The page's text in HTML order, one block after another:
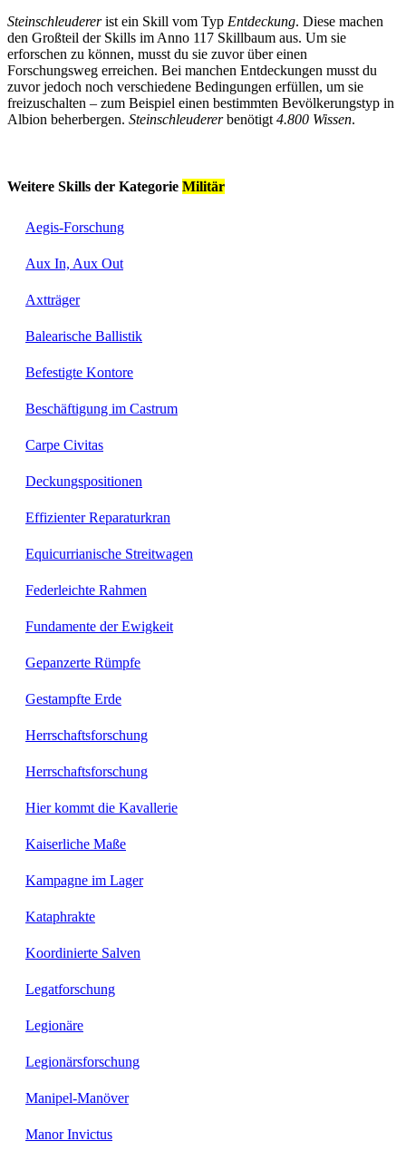
Steinschleudererist ein Skill vom Typ Entdeckung. Diese machen
den Großteil der Skills im Anno 117 Skillbaum aus. Um sie
erforschen zu können, musst du sie zuvor über einen
Forschungsweg erreichen. Bei manchen Entdeckungen musst du
zuvor jedoch noch verschiedene Bedingungen erfüllen, um sie
freizuschalten – zum Beispiel einen bestimmten Bevölkerungstyp in
Albion beherbergen. Steinschleudererbenötigt 4.800 Wissen.
Weitere Skills der Kategorie Militär
Aegis-Forschung
Aux In, Aux Out
Axtträger
Balearische Ballistik
Befestigte Kontore
Beschäftigung im Castrum
Carpe Civitas
Deckungspositionen
Effizienter Reparaturkran
Equicurrianische Streitwagen
Federleichte Rahmen
Fundamente der Ewigkeit
Gepanzerte Rümpfe
Gestampfte Erde
Herrschaftsforschung
Herrschaftsforschung
Hier kommt die Kavallerie
Kaiserliche Maße
Kampagne im Lager
Kataphrakte
Koordinierte Salven
Legatforschung
Legionäre
Legionärsforschung
Manipel-Manöver
Manor Invictus